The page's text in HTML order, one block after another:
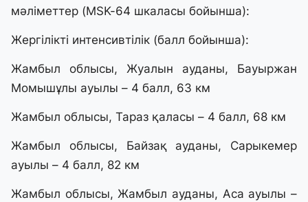
мәліметтер (MSK-64 шкаласы бойынша):
Жергілікті интенсивтілік (балл бойынша):
Жамбыл облысы, Жуалын ауданы, Бауыржан
Момышұлы ауылы – 4 балл, 63 км
Жамбыл облысы, Тараз қаласы – 4 балл, 68 км
Жамбыл облысы, Байзақ ауданы, Сарыкемер
ауылы – 4 балл, 82 км
Жамбыл облысы, Жамбыл ауданы, Аса ауылы –